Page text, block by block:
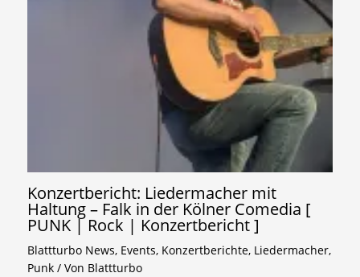
Konzertbericht: Liedermacher mit
Haltung – Falk in der Kölner Comedia [
PUNK | Rock | Konzertbericht ]
Blattturbo News, Events, Konzertberichte, Liedermacher,
Punk / Von Blattturbo